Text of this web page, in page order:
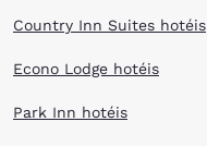
Country Inn Suites hotéis
Econo Lodge hotéis
Park Inn hotéis